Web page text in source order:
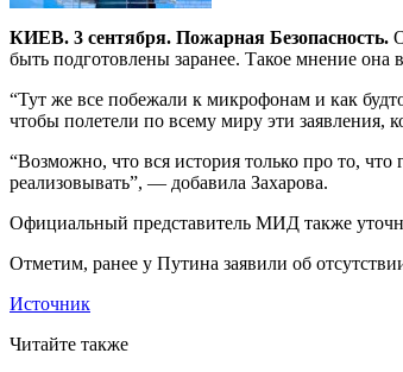
КИЕВ. 3 сентября. Пожарная Безопасность.
быть подготовлены заранее. Такое мнение она
“Тут же все побежали к микрофонам и как
чтобы полетели по всему миру эти заявления,
“Возможно, что вся история только про то,
реализовывать”, — добавила Захарова.
Официальный представитель МИД также
Отметим, ранее у Путина заявили об
Источник
Читайте также